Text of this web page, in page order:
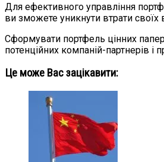
Для ефективного управління
ви зможете уникнути втрати своїх
Сформувати портфель цінних
потенційних компаній-партнерів і
Це може Вас зацікавити: